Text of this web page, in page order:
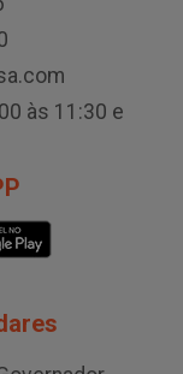
às 11:30 e